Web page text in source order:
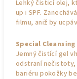
Lehký čisticí olej,
up i SPF.
filmu, aniž by
Special Cleansing
Jemný čistící gel
odstraní
bariéru pokožky